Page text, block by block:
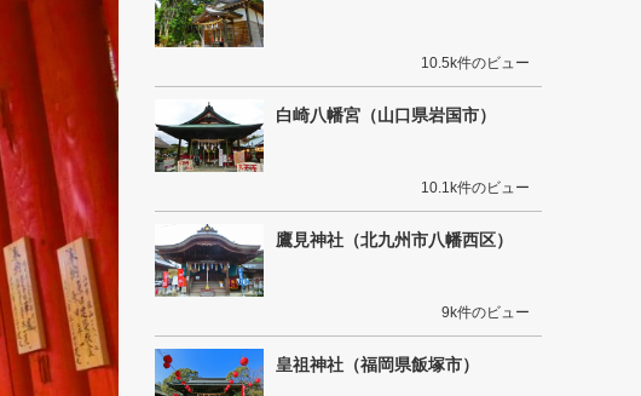
10.5k件のビュー
白崎八幡宮（山口県岩国市）
10.1k件のビュー
鷹見神社（北九州市八幡西区）
9k件のビュー
皇祖神社（福岡県飯塚市）